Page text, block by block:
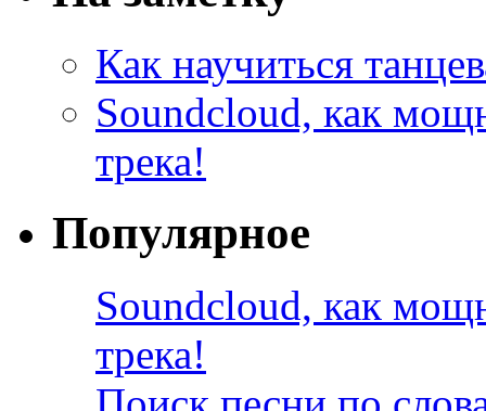
Как научиться
Soundcloud, как
трека!
Популярное
Soundcloud, как
трека!